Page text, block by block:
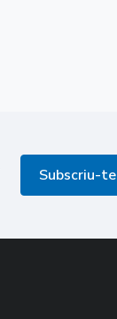
Subscriu-te